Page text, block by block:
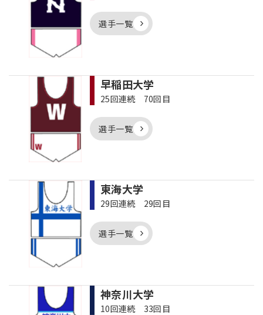
選手一覧
早稲田大学
25回連続 70回目
選手一覧
東海大学
29回連続 29回目
選手一覧
神奈川大学
10回連続 33回目